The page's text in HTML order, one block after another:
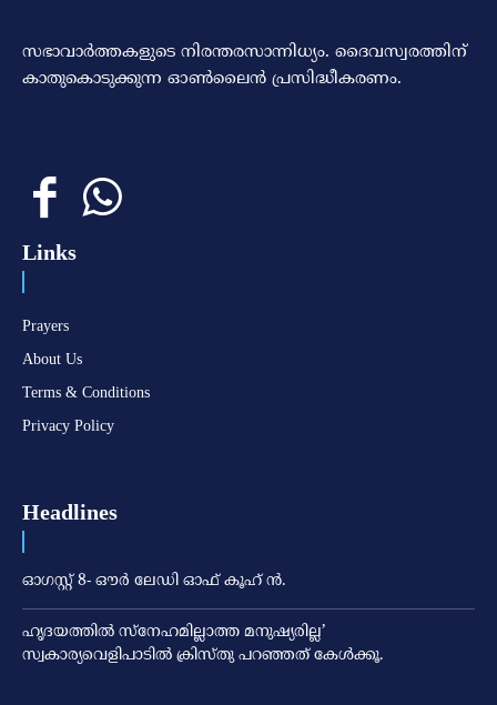
സഭാവാര്‍ത്തകളുടെ നിരന്തരസാന്നിധ്യം. ദൈവസ്വരത്തിന്‌
കാതുകൊടുക്കുന്ന ഓണ്‍ലൈന്‍ പ്രസിദ്ധീകരണം.
Links
Prayers
About Us
Terms & Conditions
Privacy Policy
Headlines
ഓഗസ്റ്റ് 8- ഔര്‍ ലേഡി ഓഫ് കൂഹ് ന്‍.
ഹൃദയത്തില്‍ സ്‌നേഹമില്ലാത്ത മനുഷ്യരില്ല’
സ്വകാര്യവെളിപാടില്‍ ക്രിസ്തു പറഞ്ഞത് കേള്‍ക്കൂ.